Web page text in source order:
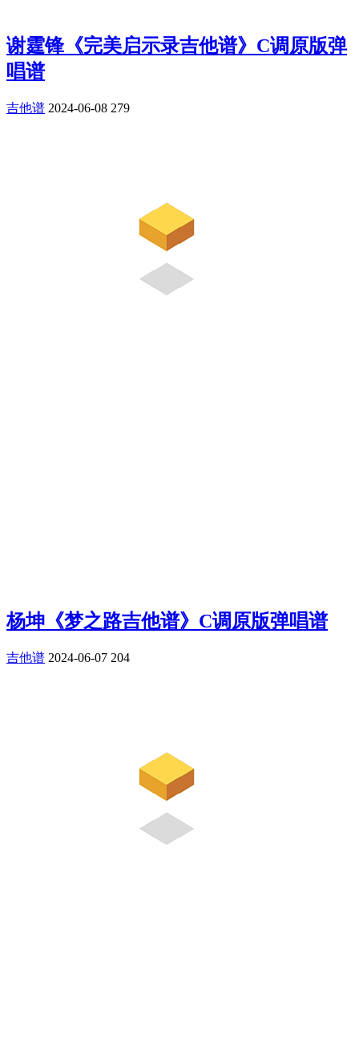
谢霆锋《完美启示录吉他谱》C调原版弹
唱谱
吉他谱 2024-06-08 279
杨坤《梦之路吉他谱》C调原版弹唱谱
吉他谱 2024-06-07 204